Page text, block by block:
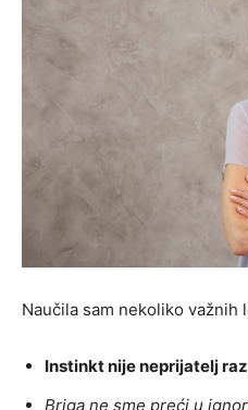
Naučila sam nekoliko važnih
Instinkt nije neprijatelj
Briga ne sme preći u